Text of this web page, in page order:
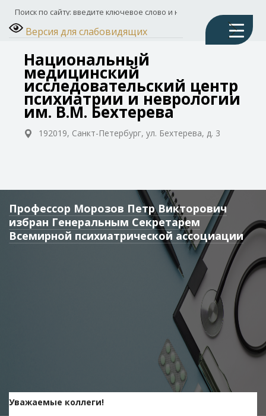
Версия для слабовидящих
Национальный
медицинский
исследовательский центр
психиатрии и неврологии
им. В.М. Бехтерева
192019, Санкт-Петербург, ул. Бехтерева, д. 3
Профессор Морозов Петр Викторович
избран Генеральным Секретарем
Всемирной психиатрической ассоциации
Уважаемые коллеги!